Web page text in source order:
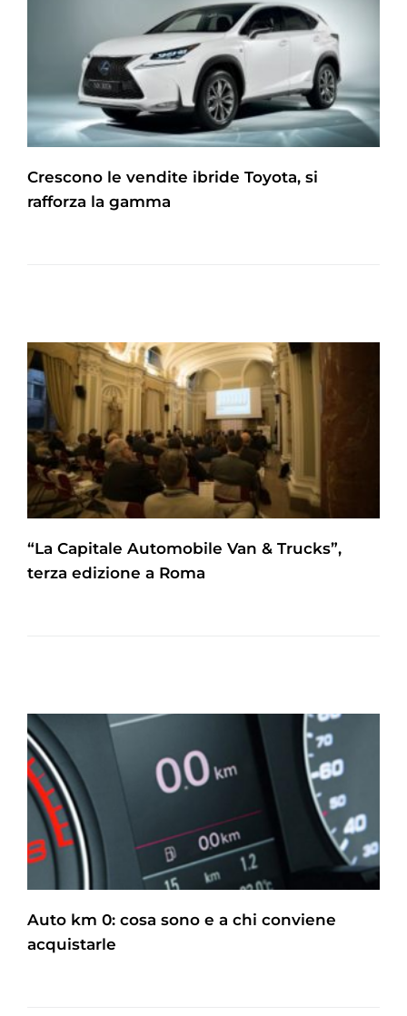
Crescono le vendite ibride Toyota, si
rafforza la gamma
“La Capitale Automobile Van & Trucks”,
terza edizione a Roma
Auto km 0: cosa sono e a chi conviene
acquistarle